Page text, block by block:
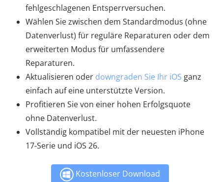
fehlgeschlagenen Entsperrversuchen.
Wählen Sie zwischen dem Standardmodus (ohne
Datenverlust) für reguläre Reparaturen oder dem
erweiterten Modus für umfassendere
Reparaturen.
Aktualisieren oder downgraden Sie Ihr iOS ganz
einfach auf eine unterstützte Version.
Profitieren Sie von einer hohen Erfolgsquote
ohne Datenverlust.
Vollständig kompatibel mit der neuesten iPhone
17-Serie und iOS 26.
Kostenloser Download